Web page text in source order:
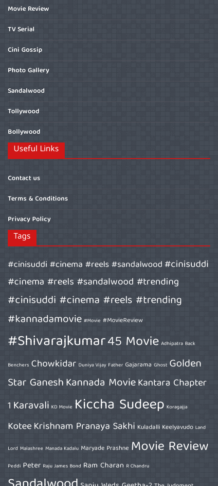
Movie Review
TV Serial
Cini Gossip
Photo Gallery
Sandalwood
Tollywood
Bollywood
Useful Links
Contact us
Terms & Conditions
Privacy Policy
Tags
#cinisuddi #cinema #reels #sandalwood#cinisuddi
#cinema #reels #sandalwood #trending
#cinisuddi #cinema #reels #trending
#kannadamovie #Movie #MovieReview
#Shivarajkumar45 Movie Adhipatra Back
Benchers Chowkidar Duniya Vijay Father Gajarama Ghost Golden
Star GaneshKannada MovieKantara Chapter
1 Karavali KD Movie Kiccha Sudeep Koragajja
KoteeKrishnam Pranaya Sakhi Kuladalli Keelyavudo Land
Lord Malashree Manada Kadalu Maryade Prashne Movie Review
Peddi Peter Raju James Bond Ram Charan R Chandru